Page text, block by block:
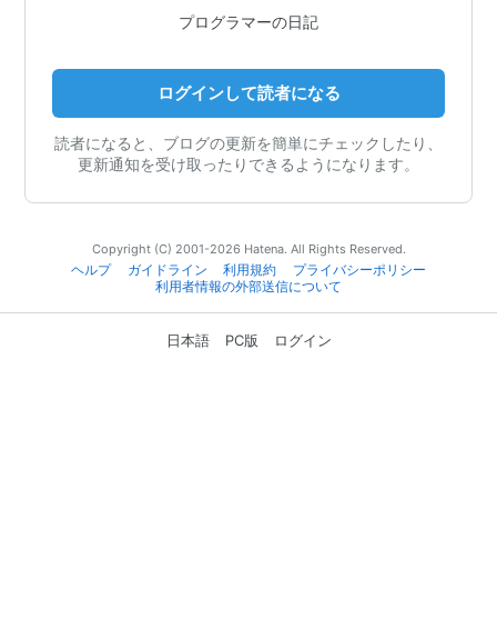
プログラマーの日記
ログインして読者になる
読者になると、ブログの更新を簡単にチェックしたり、
更新通知を受け取ったりできるようになります。
Copyright (C) 2001-2026 Hatena. All Rights Reserved.
ヘルプ
ガイドライン 利用規約
プライバシーポリシー
利用者情報の外部送信について
日本語 PC版 ログイン